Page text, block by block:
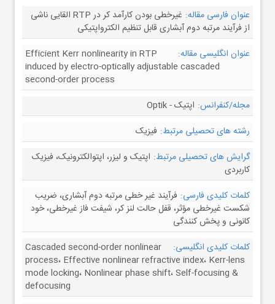
عنوان فارسی مقاله:
غیرخطی بودن کارآمد کر در RTP القایی ناشی
از فرآیند مرتبه دوم آبشاری قابل تنظیم الکترواپتیکی
عنوان انگلیسی مقاله:
Efficient Kerr nonlinearity in RTP
induced by electro-optically adjustable cascaded
second-order process
مجله/کنفرانس: اپتیک - Optik
رشته های تحصیلی مرتبط: فیزیک
گرایش های تحصیلی مرتبط: اپتیک و لیزر، اپتوالکترونیک، فیزیک
کاربردی
کلمات کلیدی فارسی: فرآیند غیر خطی مرتبه دوم آبشاری، ضریب
شکست غیرخطی مؤثر، قفل حالت لنز کر، شیفت فاز غیرخطی، خود
کانونی و پخش کنندگی
کلمات کلیدی انگلیسی:
Cascaded second-order nonlinear
process، Effective nonlinear refractive index، Kerr-lens
mode locking، Nonlinear phase shift، Self-focusing &
defocusing